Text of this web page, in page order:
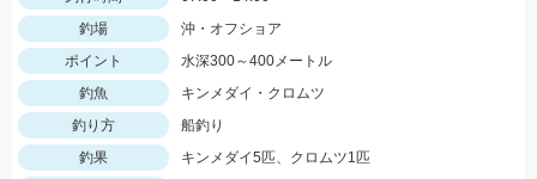
釣場
沖・オフショア
ポイント
水深300～400メートル
釣魚
キンメダイ・クロムツ
釣り方
船釣り
釣果
キンメダイ5匹、クロムツ1匹